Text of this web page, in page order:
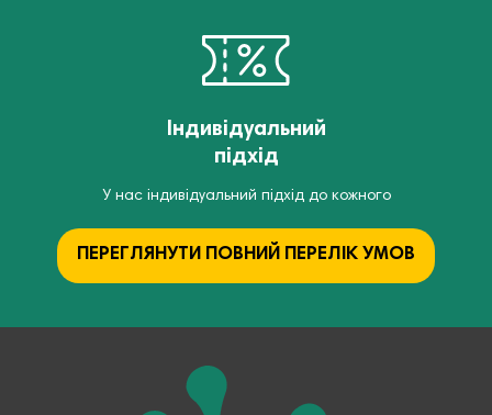
Індивідуальний
підхід
У нас індивідуальний підхід до кожного
ПЕРЕГЛЯНУТИ ПОВНИЙ ПЕРЕЛІК УМОВ